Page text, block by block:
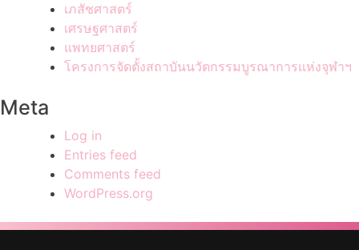
เภสัชศาสตร์
เศรษฐศาสตร์
แพทยศาสตร์
โครงการจัดตั้งสถาบันนวัตกรรมบูรณาการแห่งจุฬาฯ
Meta
Log in
Entries feed
Comments feed
WordPress.org